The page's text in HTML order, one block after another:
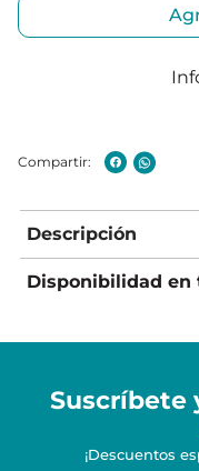
Descripción
Disponibilidad en
Suscríbete
¡Descuentos